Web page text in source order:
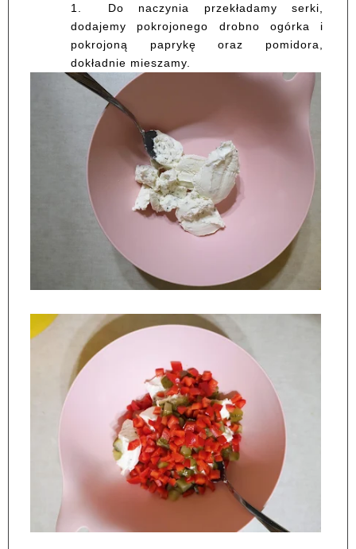
1.
Do naczynia przekładamy serki,
dodajemy pokrojonego drobno ogórka i
pokrojoną paprykę oraz pomidora,
dokładnie mieszamy.